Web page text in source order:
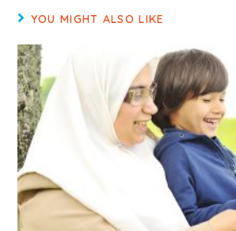
YOU MIGHT ALSO LIKE